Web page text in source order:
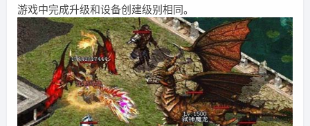
游戏中完成升级和设备创建级别相同。